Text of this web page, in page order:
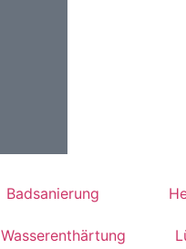
Badsanierung
Wasserenthärtung